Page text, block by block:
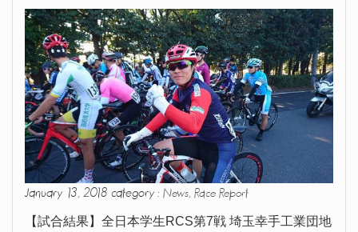
January 13, 2018 category : News Race Report
【試合結果】全日本学生RCS第7戦 埼玉幸手工業団地